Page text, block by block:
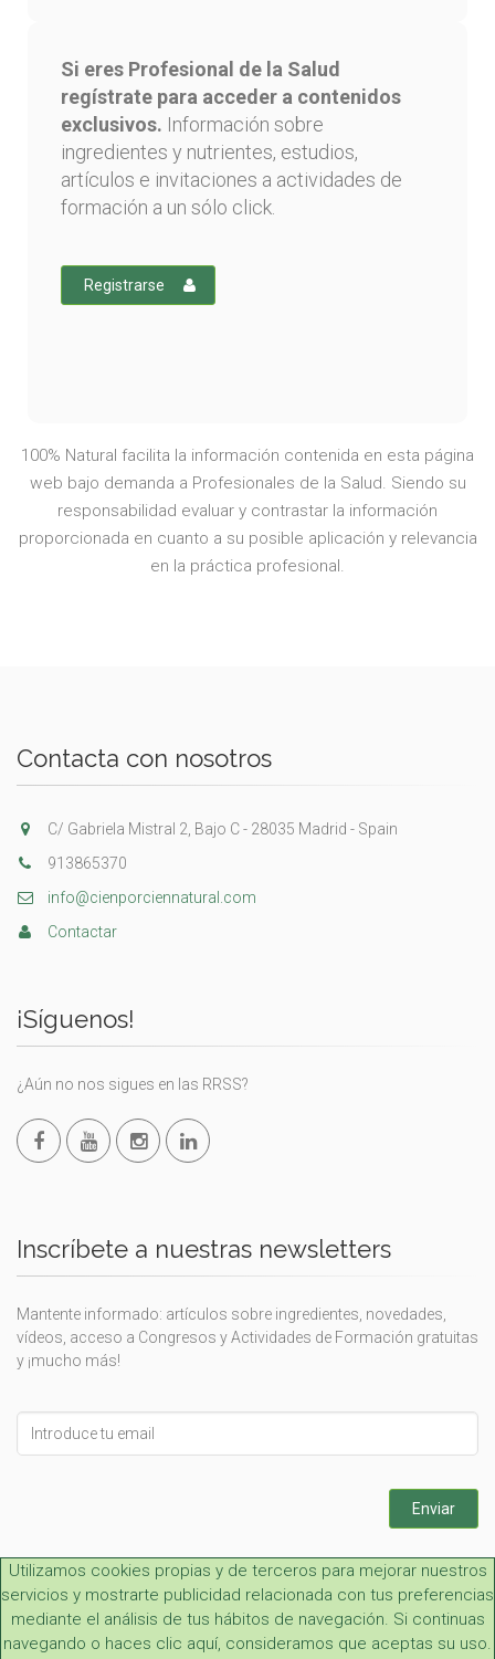
Si eres Profesional de la Salud
regístrate para acceder a contenidos
exclusivos. Información sobre
ingredientes y nutrientes, estudios,
artículos e invitaciones a actividades de
formación a un sólo click.
Registrarse
100% Natural facilita la información contenida en esta página
web bajo demanda a Profesionales de la Salud. Siendo su
responsabilidad evaluar y contrastar la información
proporcionada en cuanto a su posible aplicación y relevancia
en la práctica profesional.
Contacta con nosotros
C/ Gabriela Mistral 2, Bajo C - 28035 Madrid - Spain
913865370
info@cienporciennatural.com
Contactar
¡Síguenos!
¿Aún no nos sigues en las RRSS?
Inscríbete a nuestras newsletters
Mantente informado: artículos sobre ingredientes, novedades,
vídeos, acceso a Congresos y Actividades de Formación gratuitas
y ¡mucho más!
this
field
Enviar
Utilizamos cookies propias y de terceros para mejorar nuestros
servicios y mostrarte publicidad relacionada con tus preferencias
mediante el análisis de tus hábitos de navegación. Si continuas
navegando o haces clic aquí, consideramos que aceptas su uso.